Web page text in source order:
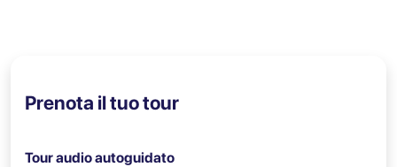
Prenota il tuo tour
Tour audio autoguidato